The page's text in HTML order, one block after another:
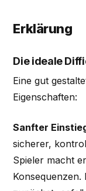
Erklärung
Die ideale
Eine gut
Eigenschaften:
Sanfter
sicherer,
Spieler macht
Konsequenzen.